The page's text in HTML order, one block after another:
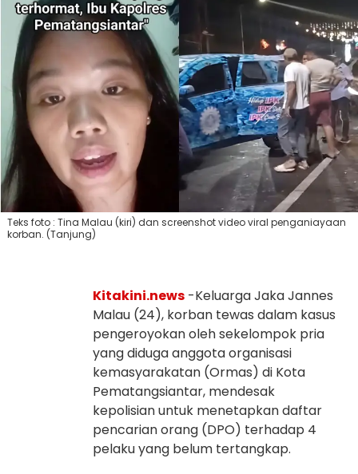
Teks foto : Tina Malau (kiri) dan screenshot video viral penganiayaan
korban. (Tanjung)
Kitakini.news -Keluarga Jaka Jannes
Malau (24), korban tewas dalam kasus
pengeroyokan oleh sekelompok pria
yang diduga anggota organisasi
kemasyarakatan (Ormas) di Kota
Pematangsiantar, mendesak
kepolisian untuk menetapkan daftar
pencarian orang (DPO) terhadap 4
pelaku yang belum tertangkap.